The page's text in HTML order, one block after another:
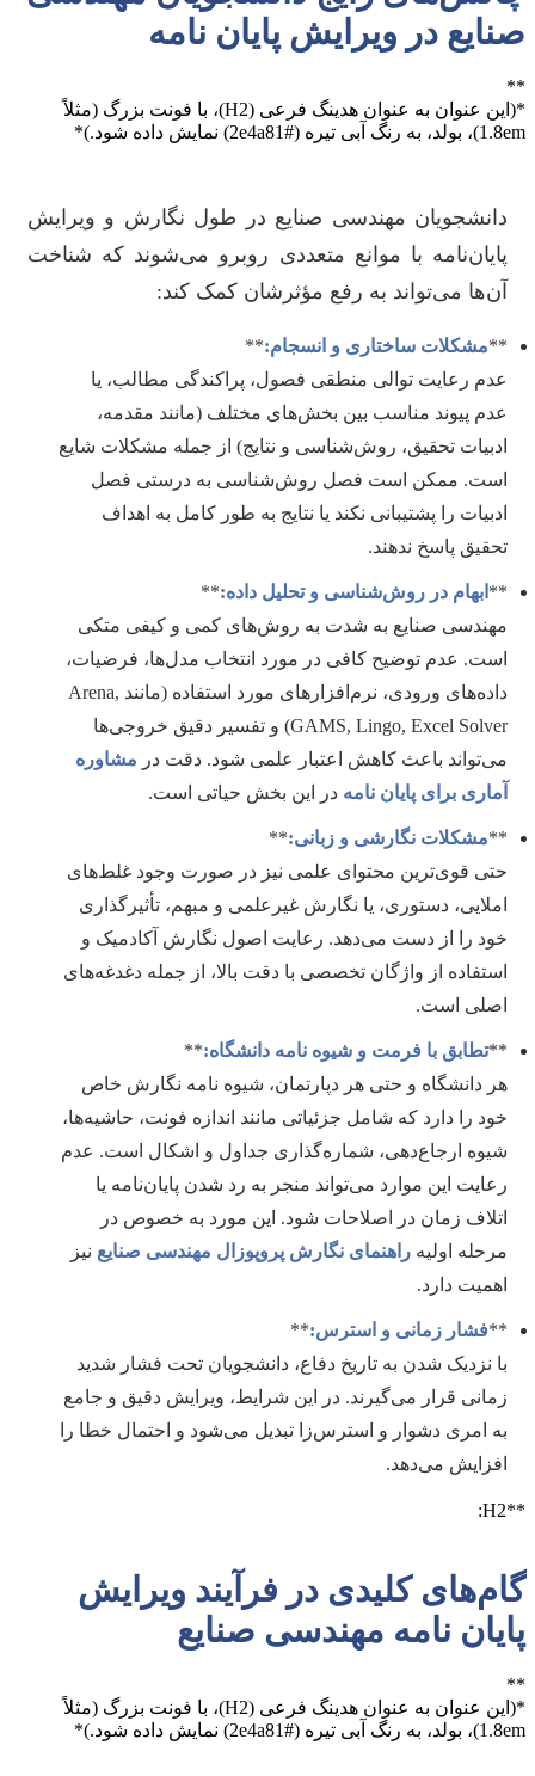
صنایع در ویرایش پایان نامه
**
*(این عنوان به عنوان هدینگ فرعی (H2)، با فونت بزرگ (مثلاً
1.8em)، بولد، به رنگ آبی تیره (#2e4a81) نمایش داده شود.)*
دانشجویان مهندسی صنایع در طول نگارش و ویرایش
پایان‌نامه با موانع متعددی روبرو می‌شوند که شناخت
آن‌ها می‌تواند به رفع مؤثرشان کمک کند:
**مشکلات ساختاری و انسجام:**
عدم رعایت توالی منطقی فصول، پراکندگی مطالب، یا
عدم پیوند مناسب بین بخش‌های مختلف (مانند مقدمه،
ادبیات تحقیق، روش‌شناسی و نتایج) از جمله مشکلات شایع
است. ممکن است فصل روش‌شناسی به درستی فصل
ادبیات را پشتیبانی نکند یا نتایج به طور کامل به اهداف
تحقیق پاسخ ندهند.
** ابهام در روش‌شناسی و تحلیل داده:**
مهندسی صنایع به شدت به روش‌های کمی و کیفی متکی
است. عدم توضیح کافی در مورد انتخاب مدل‌ها، فرضیات،
داده‌های ورودی، نرم‌افزارهای مورد استفاده (مانند Arena,
GAMS, Lingo, Excel Solver) و تفسیر دقیق خروجی‌ها
می‌تواند باعث کاهش اعتبار علمی شود. دقت در مشاوره
آماری برای پایان نامه در این بخش حیاتی است.
**مشکلات نگارشی و زبانی:**
حتی قوی‌ترین محتوای علمی نیز در صورت وجود غلط‌های
املایی، دستوری، یا نگارش غیرعلمی و مبهم، تأثیرگذاری
خود را از دست می‌دهد. رعایت اصول نگارش آکادمیک و
استفاده از واژگان تخصصی با دقت بالا، از جمله دغدغه‌های
اصلی است.
**تطابق با فرمت و شیوه نامه دانشگاه:**
هر دانشگاه و حتی هر دپارتمان، شیوه نامه نگارش خاص
خود را دارد که شامل جزئیاتی مانند اندازه فونت، حاشیه‌ها،
شیوه ارجاع‌دهی، شماره‌گذاری جداول و اشکال است. عدم
رعایت این موارد می‌تواند منجر به رد شدن پایان‌نامه یا
اتلاف زمان در اصلاحات شود. این مورد به خصوص در
مرحله اولیه راهنمای نگارش پروپوزال مهندسی صنایع نیز
اهمیت دارد.
**فشار زمانی و استرس:**
با نزدیک شدن به تاریخ دفاع، دانشجویان تحت فشار شدید
زمانی قرار می‌گیرند. در این شرایط، ویرایش دقیق و جامع
به امری دشوار و استرس‌زا تبدیل می‌شود و احتمال خطا را
افزایش می‌دهد.
**H2:
گام‌های کلیدی در فرآیند ویرایش
پایان نامه مهندسی صنایع
**
*(این عنوان به عنوان هدینگ فرعی (H2)، با فونت بزرگ (مثلاً
1.8em)، بولد، به رنگ آبی تیره (#2e4a81) نمایش داده شود.)*